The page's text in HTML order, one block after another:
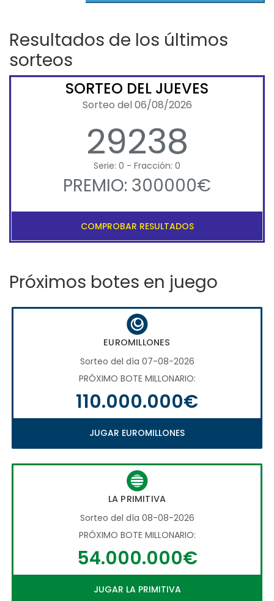
Resultados de los últimos
sorteos
SORTEO DEL JUEVES
Sorteo del 06/08/2026
29238
Serie: 0 - Fracción: 0
PREMIO: 300000€
COMPROBAR RESULTADOS
Próximos botes en juego
EUROMILLONES
Sorteo del día 07-08-2026
PRÓXIMO BOTE MILLONARIO:
110.000.000€
JUGAR EUROMILLONES
LA PRIMITIVA
Sorteo del día 08-08-2026
PRÓXIMO BOTE MILLONARIO:
54.000.000€
JUGAR LA PRIMITIVA